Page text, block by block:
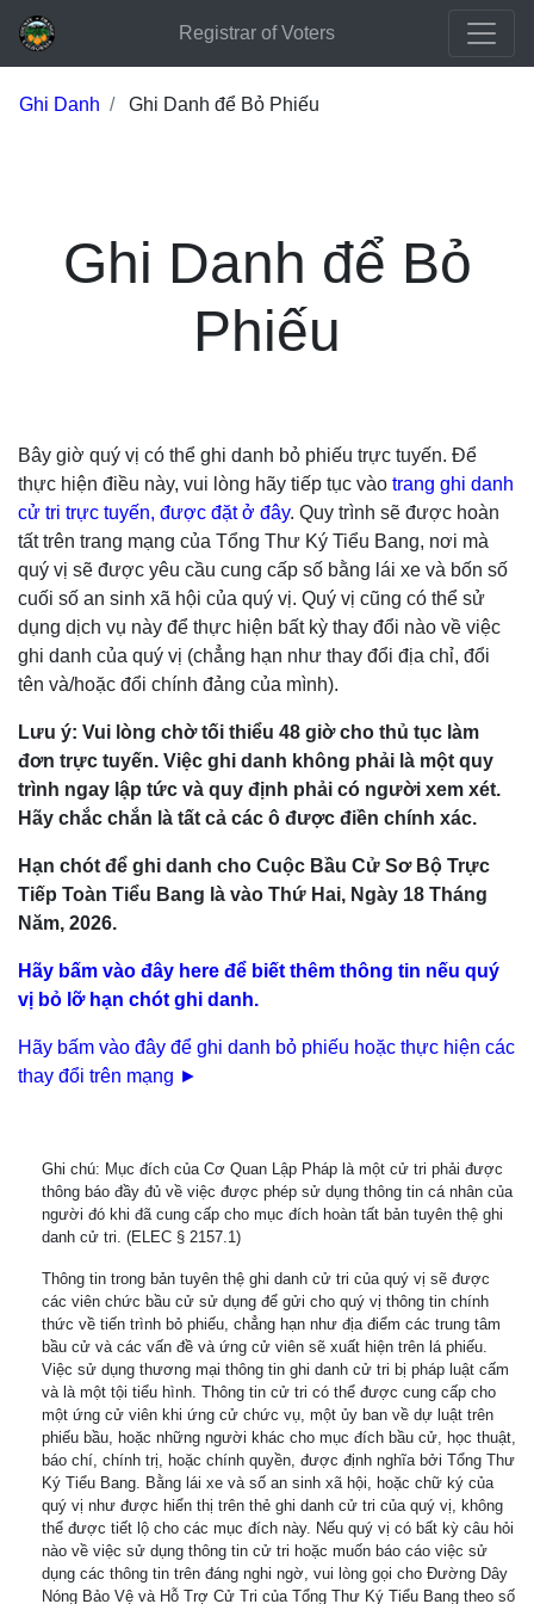
Registrar of Voters
Ghi Danh Ghi Danh để Bỏ Phiếu
Ghi Danh để Bỏ
Phiếu
Bây giờ quý vị có thể ghi danh bỏ phiếu trực tuyến. Để
thực hiện điều này, vui lòng hãy tiếp tục vào trang ghi danh
cử tri trực tuyến, được đặt ở đây. Quy trình sẽ được hoàn
tất trên trang mạng của Tổng Thư Ký Tiểu Bang, nơi mà
quý vị sẽ được yêu cầu cung cấp số bằng lái xe và bốn số
cuối số an sinh xã hội của quý vị. Quý vị cũng có thể sử
dụng dịch vụ này để thực hiện bất kỳ thay đổi nào về việc
ghi danh của quý vị (chẳng hạn như thay đổi địa chỉ, đổi
tên và/hoặc đổi chính đảng của mình).
Lưu ý: Vui lòng chờ tối thiểu 48 giờ cho thủ tục làm
đơn trực tuyến. Việc ghi danh không phải là một quy
trình ngay lập tức và quy định phải có người xem xét.
Hãy chắc chắn là tất cả các ô được điền chính xác.
Hạn chót để ghi danh cho Cuộc Bầu Cử Sơ Bộ Trực
Tiếp Toàn Tiểu Bang là vào Thứ Hai, Ngày 18 Tháng
Năm, 2026.
Hãy bấm vào đây here để biết thêm thông tin nếu quý
vị bỏ lỡ hạn chót ghi danh.
Hãy bấm vào đây để ghi danh bỏ phiếu hoặc thực hiện các
thay đổi trên mạng ►
Ghi chú: Mục đích của Cơ Quan Lập Pháp là một cử tri phải được
thông báo đầy đủ về việc được phép sử dụng thông tin cá nhân của
người đó khi đã cung cấp cho mục đích hoàn tất bản tuyên thệ ghi
danh cử tri. (ELEC § 2157.1)
Thông tin trong bản tuyên thệ ghi danh cử tri của quý vị sẽ được
các viên chức bầu cử sử dụng để gửi cho quý vị thông tin chính
thức về tiến trình bỏ phiếu, chẳng hạn như địa điểm các trung tâm
bầu cử và các vấn đề và ứng cử viên sẽ xuất hiện trên lá phiếu.
Việc sử dụng thương mại thông tin ghi danh cử tri bị pháp luật cấm
và là một tội tiểu hình. Thông tin cử tri có thể được cung cấp cho
một ứng cử viên khi ứng cử chức vụ, một ủy ban về dự luật trên
phiếu bầu, hoặc những người khác cho mục đích bầu cử, học thuật,
báo chí, chính trị, hoặc chính quyền, được định nghĩa bởi Tổng Thư
Ký Tiểu Bang. Bằng lái xe và số an sinh xã hội, hoặc chữ ký của
quý vị như được hiển thị trên thẻ ghi danh cử tri của quý vị, không
thể được tiết lộ cho các mục đích này. Nếu quý vị có bất kỳ câu hỏi
nào về việc sử dụng thông tin cử tri hoặc muốn báo cáo việc sử
dụng các thông tin trên đáng nghi ngờ, vui lòng gọi cho Đường Dây
Nóng Bảo Vệ và Hỗ Trợ Cử Tri của Tổng Thư Ký Tiểu Bang theo số